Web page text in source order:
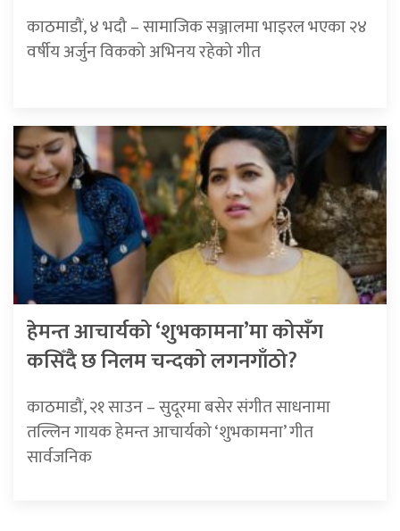
काठमाडौं, ४ भदौ – सामाजिक सञ्जालमा भाइरल भएका २४
वर्षीय अर्जुन विकको अभिनय रहेको गीत
हेमन्त आचार्यको ‘शुभकामना’मा कोसँग
कसिँदै छ निलम चन्दको लगनगाँठो?
काठमाडौं, २१ साउन – सुदूरमा बसेर संगीत साधनामा
तल्लिन गायक हेमन्त आचार्यको ‘शुभकामना’ गीत
सार्वजनिक